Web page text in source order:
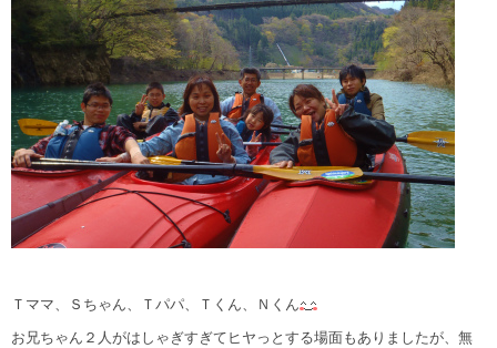
Ｔママ、Ｓちゃん、Ｔパパ、Ｔくん、Ｎくん
お兄ちゃん２人がはしゃぎすぎてヒヤっとする場面もありましたが、無